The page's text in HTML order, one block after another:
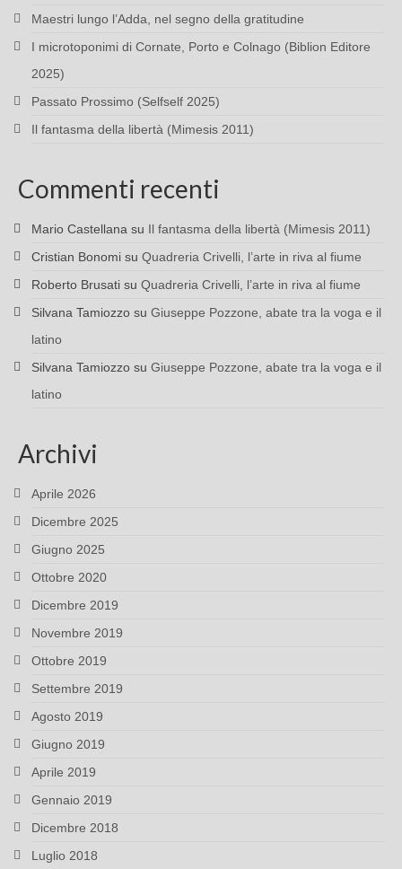
Maestri lungo l’Adda, nel segno della gratitudine
I microtoponimi di Cornate, Porto e Colnago (Biblion Editore
2025)
Passato Prossimo (Selfself 2025)
Il fantasma della libertà (Mimesis 2011)
Commenti recenti
Mario Castellana su Il fantasma della libertà (Mimesis 2011)
Cristian Bonomi su Quadreria Crivelli, l’arte in riva al fiume
Roberto Brusati su Quadreria Crivelli, l’arte in riva al fiume
Silvana Tamiozzo su Giuseppe Pozzone, abate tra la voga e il
latino
Silvana Tamiozzo su Giuseppe Pozzone, abate tra la voga e il
latino
Archivi
Aprile 2026
Dicembre 2025
Giugno 2025
Ottobre 2020
Dicembre 2019
Novembre 2019
Ottobre 2019
Settembre 2019
Agosto 2019
Giugno 2019
Aprile 2019
Gennaio 2019
Dicembre 2018
Luglio 2018